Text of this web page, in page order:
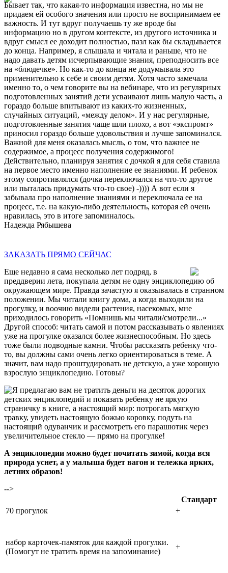
Бывает так, что какая-то информация известна, но мы не
придаем ей особого значения или просто не воспринимаем ее
важность. И тут вдруг получаешь ту же вроде бы
информацию но в другом контексте, из другого источника и
вдруг смысл ее доходит полностью, пазл как бы складывается
до конца. Например, я слышала и читала и раньше, что не
надо давать детям исчерпывающие знания, преподносить все
на «блюдечке». Но как-то до конца не додумывала это
применительно к себе и своим детям. Хотя часто замечала
именно то, о чем говорите вы на вебинаре, что из регулярных
подготовленных занятий дети усваивают лишь малую часть, а
гораздо больше впитывают из каких-то жизненных,
случайных ситуаций, «между делом». И у нас регулярные,
подготовленные занятия чаще шли плохо, а вот «экспромт»
приносил гораздо больше удовольствия и лучше запоминался.
Важной для меня оказалась мысль, о том, что важнее не
содержимое, а процесс получения содержимого!
Действительно, планируя занятия с дочкой я для себя ставила
на первое место именно наполнение ее знаниями. И ребенок
этому сопротивлялся (дочка переключался на что-то другое
или пыталась придумать что-то свое) -)))) А вот если я
забывала про наполнение знаниями и переключала ее на
процесс, т.е. на какую-либо деятельность, которая ей очень
нравилась, это в итоге запоминалось.
Надежда Рябышева
ЗАКАЗАТЬ ПРЯМО СЕЙЧАС
Еще недавно я сама несколько лет подряд, в
преддверии лета, покупала детям не одну энциклопедию об
окружающем мире. Правда зачастую я оказывалась в странном
положении. Мы читали книгу дома, а когда выходили на
прогулку, и воочию видели растения, насекомых, мне
приходилось говорить «Помнишь мы читали/смотрели...»
Другой способ: читать самой и потом рассказывать о явлениях
уже на прогулке оказался более жизнеспособным. Но здесь
тоже были подводные камни. Чтобы рассказать ребенку что-
то, вы должны сами очень легко ориентироваться в теме. А
значит, вам надо проштудировать не детскую, а уже хорошую
взрослую энциклопедию. Готовы?
Я предлагаю вам не тратить деньги на десяток дорогих
детских энциклопедий и показать ребенку не яркую
страничку в книге, а настоящий мир: потрогать мягкую
травку, увидеть настоящую божью коровку, подуть на
настоящий одуванчик и рассмотреть его парашютик через
увеличительное стекло — прямо на прогулке!
А энциклопедии можно будет почитать зимой, когда вся
природа уснет, а у малыша будет вагон и тележка ярких,
летних образов!
-->
Стандарт
70 прогулок
+
набор карточек-памяток для каждой прогулки.
(Помогут не тратить время на запоминание)
+